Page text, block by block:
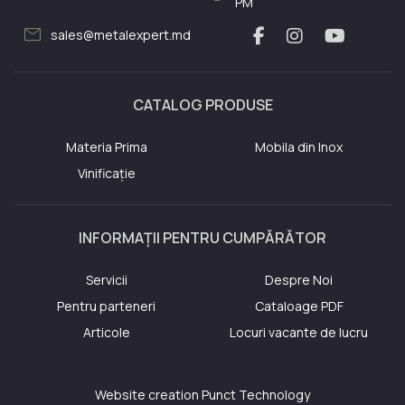
mail sales@metalexpert.md
CATALOG PRODUSE
Materia Prima
Mobila din Inox
Vinificație
INFORMAȚII PENTRU CUMPĂRĂTOR
Servicii
Despre Noi
Pentru parteneri
Cataloage PDF
Articole
Locuri vacante de lucru
Website creation Punct Technology